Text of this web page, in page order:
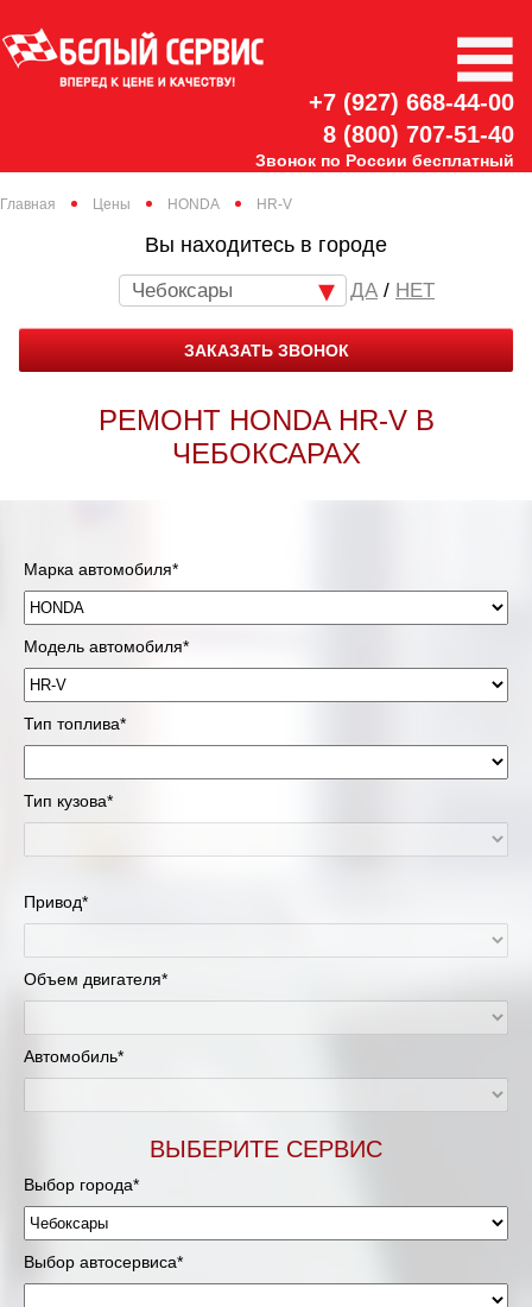
+7 (927) 668-44-00
8 (800) 707-51-40
Звонок по России бесплатный
Главная Цены HONDA HR-V
Вы находитесь в городе
Чебоксары / НЕТ
ЗАКАЗАТЬ ЗВОНОК
РЕМОНТ HONDA HR-V В
ЧЕБОКСАРАХ
Марка автомобиля*
Модель автомобиля*
Тип топлива*
Тип кузова*
Привод*
Объем двигателя*
Автомобиль*
ВЫБЕРИТЕ СЕРВИС
Выбор города*
Выбор автосервиса*